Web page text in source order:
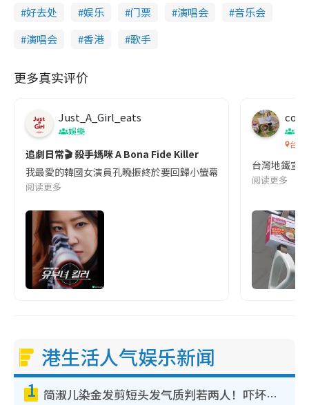
好去处 娱乐 门票 演唱会
音乐会
演唱会
香港 歌手
更多真实评价
Just_A_Girl_eats
娛樂
追劇日常🎬 殺手媽咪 A Bona Fide Killer
我最愛的韓國女演員孔曉振終於要回歸小螢幕啦!這次的劇本改編
阅读更多
co
吹
台灣
台灣地鐵宣
阅读更多
港生活人气娱乐新闻
1 简淑儿染金发剪短头发气质判若两人！吓坏老公麦大力都认不出：“你做什么？”